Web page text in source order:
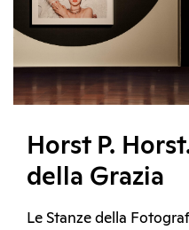
Horst P.
della Grazia
Le Stanze della